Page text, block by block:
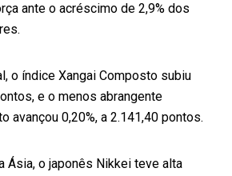
ante o acréscimo de 2,9% dos
o índice Xangai Composto subiu
e o menos abrangente
avançou 0,20%, a 2.141,40 pontos.
Ásia, o japonês Nikkei teve alta